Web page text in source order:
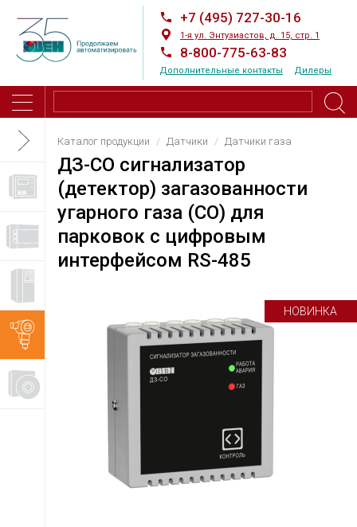
+7 (495) 727-30-16
1-я ул. Энтузиастов, д. 15, стр. 1
8-800-775-63-83
Дополнительные контакты Дилеры
Каталог продукции Датчики Датчики газа
ДЗ-СО сигнализатор
(детектор) загазованности
угарного газа (СО) для
парковок с цифровым
интерфейсом RS-485
НОВИНКА